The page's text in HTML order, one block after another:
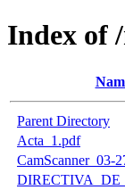
Index of
Parent Directory
Acta_1.pdf
CamScanner_03-